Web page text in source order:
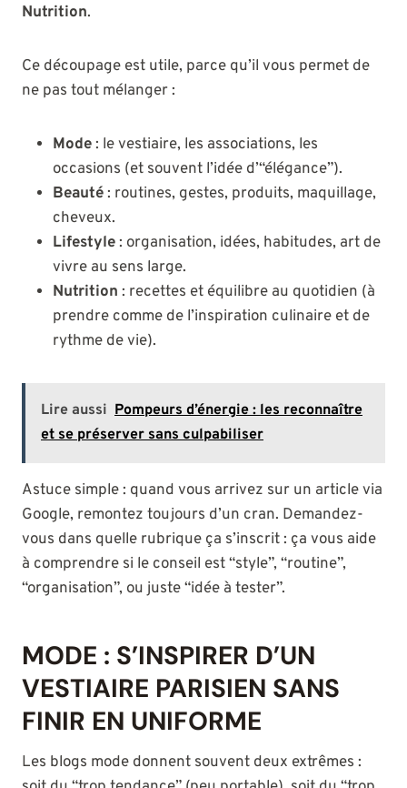
Nutrition.
Ce découpage est utile, parce qu’il vous permet de
ne pas tout mélanger :
Mode: le vestiaire, les associations, les
occasions (et souvent l’idée d’“élégance”).
Beauté: routines, gestes, produits, maquillage,
cheveux.
Lifestyle: organisation, idées, habitudes, art de
vivre au sens large.
Nutrition : recettes et équilibre au quotidien (à
prendre comme de l’inspiration culinaire et de
rythme de vie).
Lire aussi Pompeurs d’énergie : les reconnaître
et se préserver sans culpabiliser
Astuce simple : quand vous arrivez sur un article via
Google, remontez toujours d’un cran. Demandez-
vous dans quelle rubrique ça s’inscrit : ça vous aide
à comprendre si le conseil est “style”, “routine”,
“organisation”, ou juste “idée à tester”.
MODE : S’INSPIRER D’UN
VESTIAIRE PARISIEN SANS
FINIR EN UNIFORME
Les blogs mode donnent souvent deux extrêmes :